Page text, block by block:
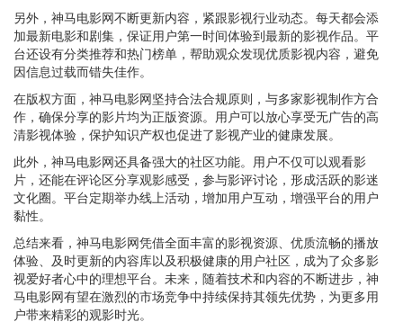
另外，神马电影网不断更新内容，紧跟影视行业动态。每天都会添
加最新电影和剧集，保证用户第一时间体验到最新的影视作品。平
台还设有分类推荐和热门榜单，帮助观众发现优质影视内容，避免
因信息过载而错失佳作。
在版权方面，神马电影网坚持合法合规原则，与多家影视制作方合
作，确保分享的影片均为正版资源。用户可以放心享受无广告的高
清影视体验，保护知识产权也促进了影视产业的健康发展。
此外，神马电影网还具备强大的社区功能。用户不仅可以观看影
片，还能在评论区分享观影感受，参与影评讨论，形成活跃的影迷
文化圈。平台定期举办线上活动，增加用户互动，增强平台的用户
黏性。
总结来看，神马电影网凭借全面丰富的影视资源、优质流畅的播放
体验、及时更新的内容库以及积极健康的用户社区，成为了众多影
视爱好者心中的理想平台。未来，随着技术和内容的不断进步，神
马电影网有望在激烈的市场竞争中持续保持其领先优势，为更多用
户带来精彩的观影时光。